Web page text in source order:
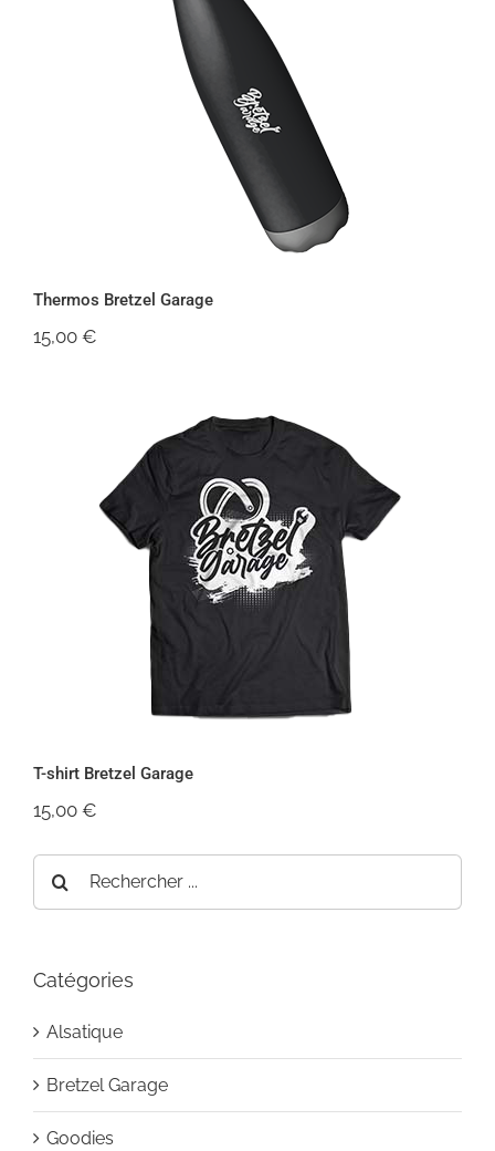
Thermos Bretzel Garage
Thermos Bretzel Garage
15,00 €
T-shirt Bretzel Garage
T-shirt Bretzel Garage
15,00 €
Catégories
Alsatique
Bretzel Garage
Goodies